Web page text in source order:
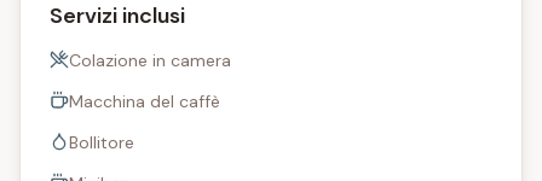
Servizi inclusi
Colazione in camera
Macchina del caffè
Bollitore